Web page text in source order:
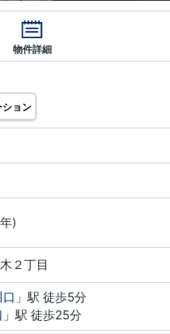
物件詳細
ション
)
２丁目
」駅 徒歩5分
」駅 徒歩25分